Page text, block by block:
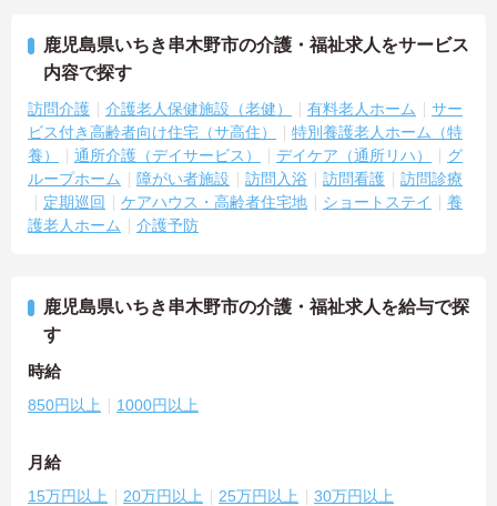
鹿児島県いちき串木野市の介護・福祉求人をサービス
内容で探す
訪問介護 介護老人保健施設（老健） 有料老人ホーム
サー
ビス付き高齢者向け住宅（サ高住）
特別養護老人ホーム（特
養）
通所介護（デイサービス） デイケア（通所リハ）
グ
ループホーム
障がい者施設 訪問入浴 訪問看護
訪問診療
定期巡回
ケアハウス・高齢者住宅地 ショートステイ
養
護老人ホーム
介護予防
鹿児島県いちき串木野市の介護・福祉求人を給与で探
す
時給
850円以上 1000円以上
月給
15万円以上 20万円以上 25万円以上 30万円以上